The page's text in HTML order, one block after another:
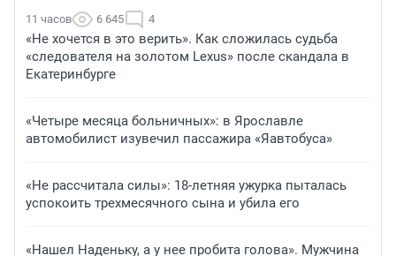
11 часов 6 645 4
«Не хочется в это верить». Как сложилась судьба
«следователя на золотом Lexus» после скандала в
Екатеринбурге
«Четыре месяца больничных»: в Ярославле
автомобилист изувечил пассажира «Яавтобуса»
«Не рассчитала силы»: 18-летняя ужурка пыталась
успокоить трехмесячного сына и убила его
«Нашел Наденьку, а у нее пробита голова». Мужчина